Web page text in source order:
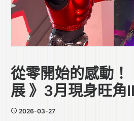
從零開始的感動
展 》3月現身旺角
2026-03-27